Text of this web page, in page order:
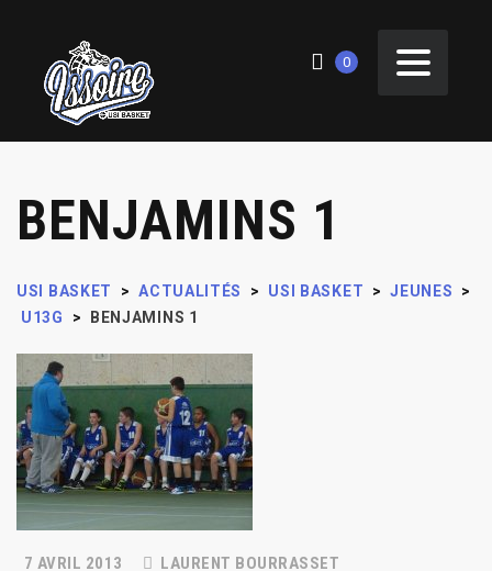
0
BENJAMINS 1
USI BASKET > ACTUALITÉS > USI BASKET > JEUNES
>
U13G
> BENJAMINS 1
7 AVRIL 2013 LAURENT BOURRASSET